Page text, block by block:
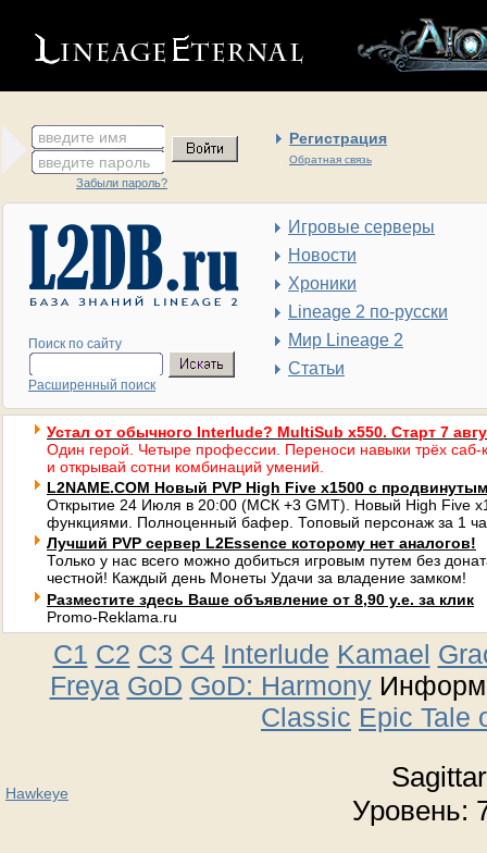
введите имя Регистрация
Обратная связь
введите пароль
Забыли пароль?
Поиск по сайту
Расширенный поиск
Игровые серверы
Новости
Хроники
Lineage 2 по-русски
Мир Lineage 2
Статьи
Устал от обычного Interlude? MultiSub x550. Старт 7
Один герой. Четыре профессии. Переноси навыки трёх саб-
и открывай сотни комбинаций умений.
L2NAME.COM Новый PVP High Five x1500 с
Открытие 24 Июля в 20:00 (МСК +3 GMT). Новый High Five
функциями. Полноценный бафер. Топовый персонаж за 1
Лучший PVP сервер L2Essence которому нет аналогов!
Только у нас всего можно добиться игровым путем без
честной! Каждый день Монеты Удачи за владение замком!
Разместите здесь Ваше объявление от 8,90 у.е. за клик
Promo-Reklama.ru
C1 C2 C3 C4 Interlude Kamael
Freya GoD GoD: Harmony
Classic Epic Tale
Hawkeye
Уровень: